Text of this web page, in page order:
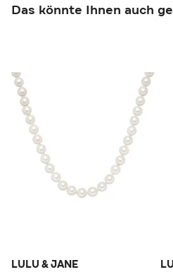
Das könnte Ihnen auch
LULU & JANE